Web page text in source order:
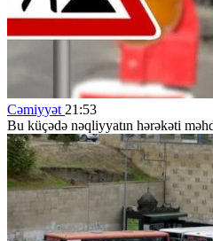
Cəmiyyət 21:53
Bu küçədə nəqliyyatın hərəkəti